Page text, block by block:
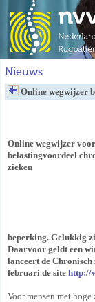
Nieuws
Online wegwijzer
Online wegwijzer voor
belastingvoordeel
zieken
beperking. Gelukkig
Daarvoor geldt een
lanceert de Chronisch
februari de site http://
Voor mensen met